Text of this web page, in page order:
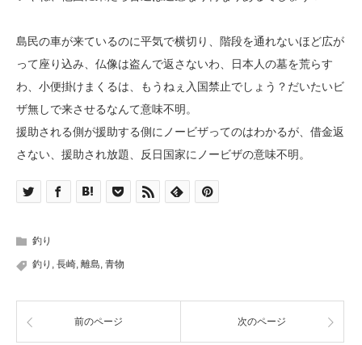
島民の車が来ているのに平気で横切り、階段を通れないほど広が
って座り込み、仏像は盗んで返さないわ、日本人の墓を荒らす
わ、小便掛けまくるは、もうねぇ入国禁止でしょう？だいたいビ
ザ無しで来させるなんて意味不明。
援助される側が援助する側にノービザってのはわかるが、借金返
さない、援助され放題、反日国家にノービザの意味不明。
釣り
釣り 長崎 離島 青物
前のページ 次のページ